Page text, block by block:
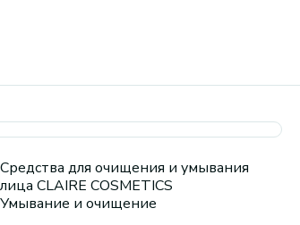
Средства для очищения и умывания
лица CLAIRE COSMETICS
Умывание и очищение